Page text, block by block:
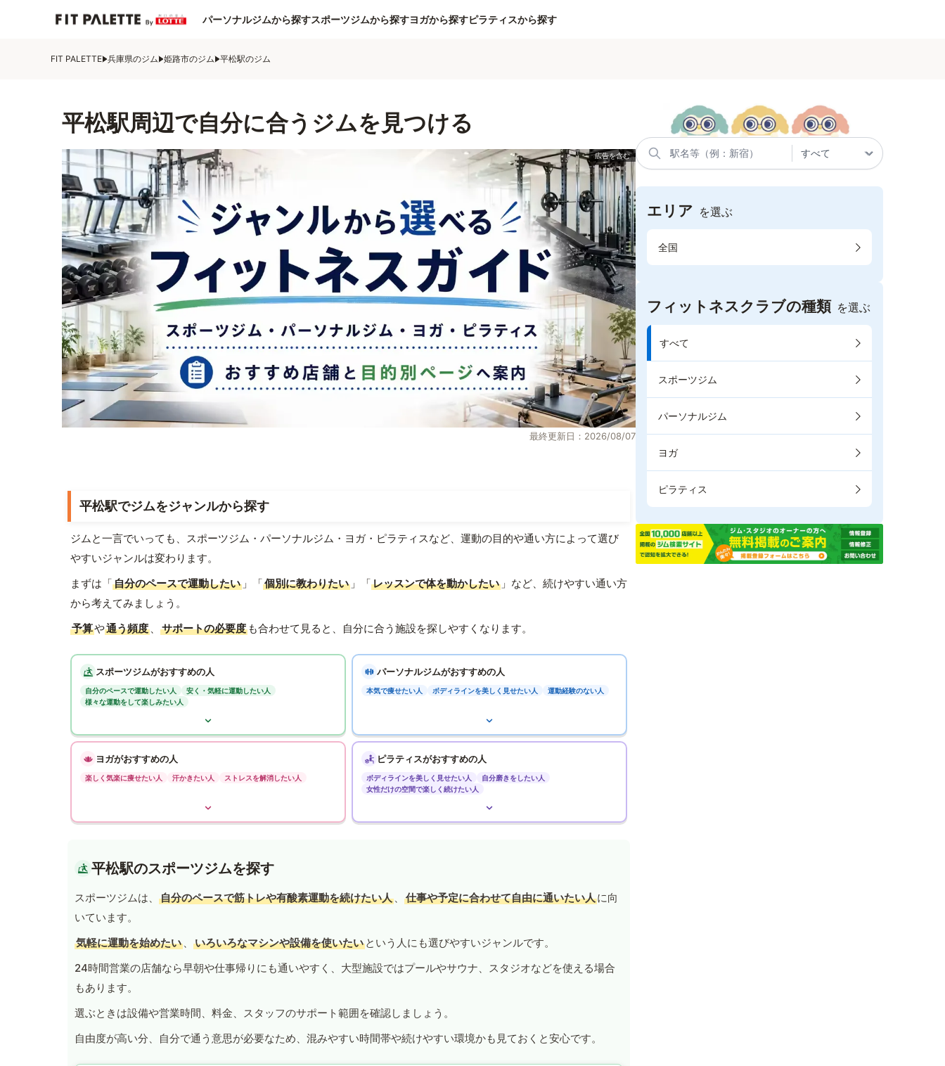
パーソナルジムから探すスポーツジムから探すヨガから探すピラティスから探す
FIT PALETTE 兵庫県のジム 姫路市のジム 平松駅のジム
平松駅周辺で自分に合うジムを見つける
最終更新日：2026/08/07
平松駅でジムをジャンルから探す
ジムと一言でいっても、スポーツジム・パーソナルジム・ヨガ・ピラティスなど、運動の目的や通い方によって選び
やすいジャンルは変わります。
まずは「自分のペースで運動したい 」「個別に教わりたい 」「レッスンで体を動かしたい 」など、続けやすい通い方
から考えてみましょう。
予算や通う頻度 、 サポートの必要度 も合わせて見ると、自分に合う施設を探しやすくなります。
スポーツジムがおすすめの人
自分のペースで運動したい人
安く・気軽に運動したい人
様々な運動をして楽しみたい人
パーソナルジムがおすすめの人
本気で痩せたい人 ボディラインを美しく見せたい人 運動経験のない人
ヨガがおすすめの人
楽しく気楽に痩せたい人 汗かきたい人 ストレスを解消したい人
ピラティスがおすすめの人
ボディラインを美しく見せたい人
自分磨きをしたい人
女性だけの空間で楽しく続けたい人
平松駅のスポーツジムを探す
スポーツジムは、 自分のペースで筋トレや有酸素運動を続けたい人 、 仕事や予定に合わせて自由に通いたい人に向
いています。
気軽に運動を始めたい 、 いろいろなマシンや設備を使いたい という人にも選びやすいジャンルです。
24時間営業の店舗なら早朝や仕事帰りにも通いやすく、大型施設ではプールやサウナ、スタジオなどを使える場合
もあります。
選ぶときは設備や営業時間、料金、スタッフのサポート範囲を確認しましょう。
自由度が高い分、自分で通う意思が必要なため、混みやすい時間帯や続けやすい環境かも見ておくと安心です。
エリア を選ぶ
全国
フィットネスクラブの種類 を選ぶ
すべて
スポーツジム
パーソナルジム
ヨガ
ピラティス